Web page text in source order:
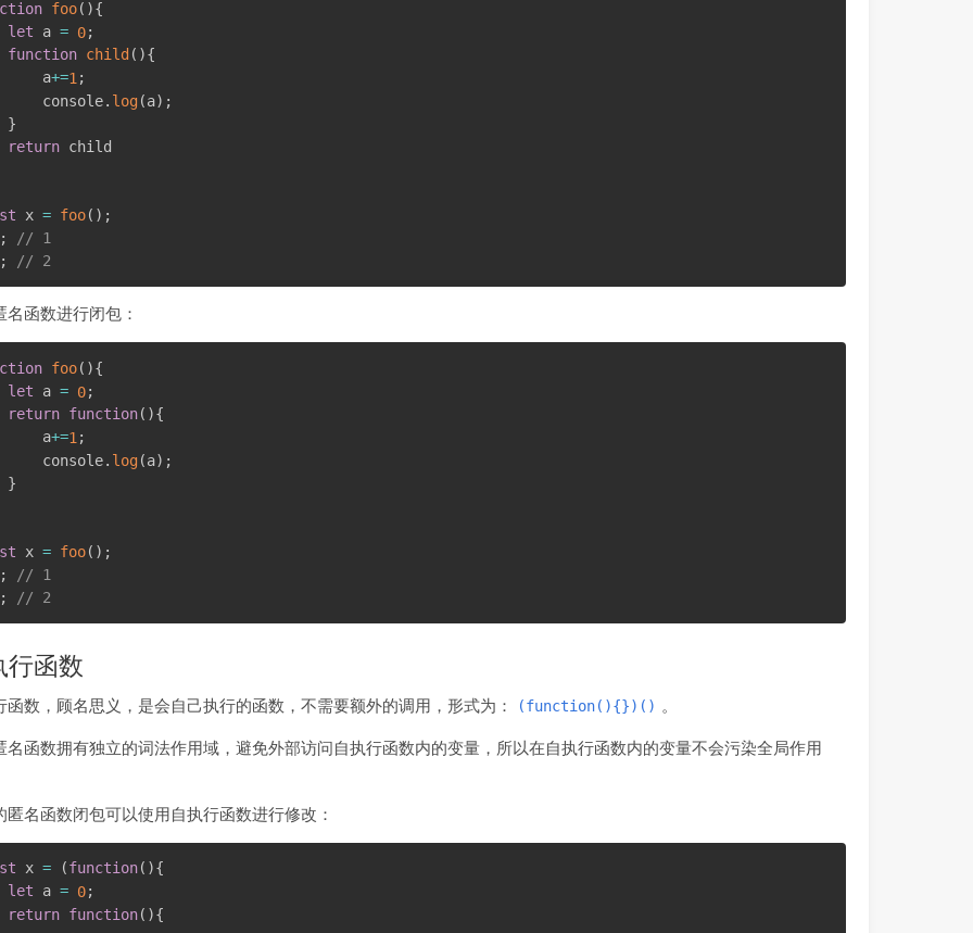
foo( ){
let a = 0;
function child ( ){
a
+=1 ;
console
. log(a) ;
}
return
x = foo( ) ;
;
// 1
; // 2
名函数进行闭包：
foo( ){
let a = 0;
return function( ){
a
+=1 ;
console
. log(a) ;
}
x = foo( ) ;
;
// 1
; // 2
行函数
函数，顾名思义，是会自己执行的函数，不需要额外的调用，形式为： (function(){})() 。
名函数拥有独立的词法作用域，避免外部访问自执行函数内的变量，所以在自执行函数内的变量不会污染全局作用
匿名函数闭包可以使用自执行函数进行修改：
x = (function( ){
let a = 0;
return function( ){